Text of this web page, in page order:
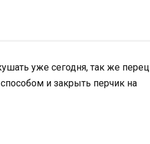
уже сегодня, так же перец
и закрыть перчик на